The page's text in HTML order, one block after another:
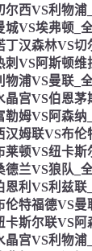
尔西VS利物浦
城VS埃弗顿_
物浦VS曼联_
勒姆VS阿森纳
德兰VS狼队_
恩利VS利兹联
晶宫VS利物浦